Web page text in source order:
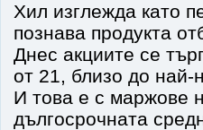
Хил изглежда като
познава продукта
Днес акциите се
от 21, близо до най-
И това е с маржове
дългосрочната